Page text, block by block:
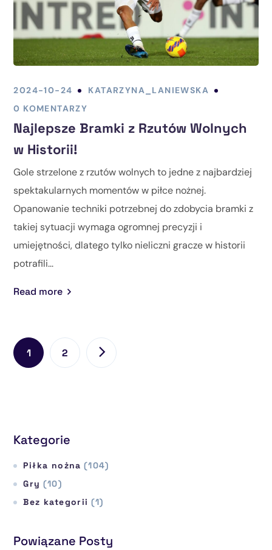
2024-10-24
KATARZYNA_LANIEWSKA
0 KOMENTARZY
Najlepsze Bramki z Rzutów Wolnych
w Historii!
Gole strzelone z rzutów wolnych to jedne z najbardziej
spektakularnych momentów w piłce nożnej.
Opanowanie techniki potrzebnej do zdobycia bramki z
takiej sytuacji wymaga ogromnej precyzji i
umiejętności, dlatego tylko nieliczni gracze w historii
potrafili...
Read more
1 2
Kategorie
Piłka nożna (104)
Gry (10)
Bez kategorii (1)
Powiązane Posty